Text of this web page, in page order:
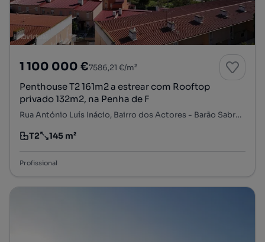
1 100 000 €7586,21 €/m²
Penthouse T2 161m2 a estrear com Rooftop
privado 132m2, na Penha de F
Rua António Luís Inácio, Bairro dos Actores - Barão Sabrosa, Penha de França, Lisboa, Lisboa
Tipologia
T2
Preço por metro quadrado
145 m²
Profissional